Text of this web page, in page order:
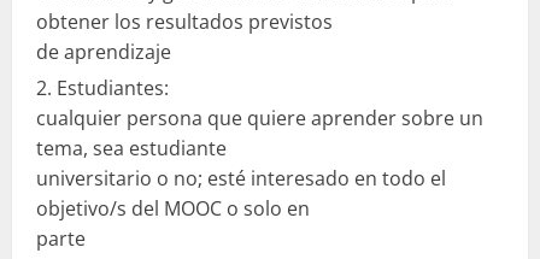
obtener los resultados previstos
de aprendizaje
Estudiantes:
cualquier persona que quiere aprender sobre un
tema, sea estudiante
universitario o no; esté interesado en todo el
objetivo/s del MOOC o solo en
parte